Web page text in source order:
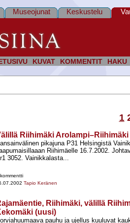
ETUSIVU KUVAT KOMMENTIT HAKU
Museojunat Keskustelu
1
Riihimäki Arolampi–Riihimäki
pikajuna P31 Helsingistä
Riihimäelle 16.7.2002.
3052. Vainikkalasta...
Tapio Keränen
Riihimäki, välillä
(uusi)
pauhu ja ujellus kuuluvat